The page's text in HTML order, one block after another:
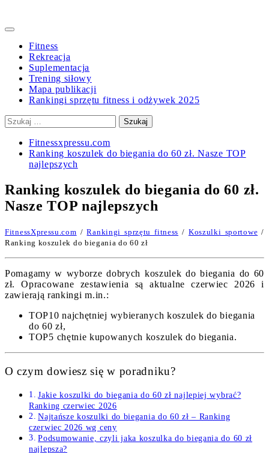
Primary
Fitness
Rekreacja
Suplementacja
Trening siłowy
Mapa publikacji
Rankingi sprzętu fitness i odżywek 2025
Szukaj:
Fitnessxpressu.com
Ranking koszulek do biegania do 60 zł. Nasze TOP
najlepszych
Ranking koszulek do biegania do 60 zł.
Nasze TOP najlepszych
FitnessXpressu.com /Rankingi sprzętu fitness / Koszulki sportowe /
Ranking koszulek do biegania do 60 zł
Pomagamy w wyborze dobrych koszulek do biegania do 60
zł. Opracowane zestawienia są aktualne czerwiec 2026 i
zawierają rankingi m.in.:
TOP10 najchętniej wybieranych koszulek do biegania
do 60 zł,
TOP5 chętnie kupowanych koszulek do biegania.
O czym dowiesz się w poradniku?
Jakie koszulki do biegania do 60 zł najlepiej wybrać?
Ranking czerwiec 2026
Najtańsze koszulki do biegania do 60 zł – Ranking
czerwiec 2026 wg ceny
Podsumowanie, czyli jaka koszulka do biegania do 60 zł
najlepsza?